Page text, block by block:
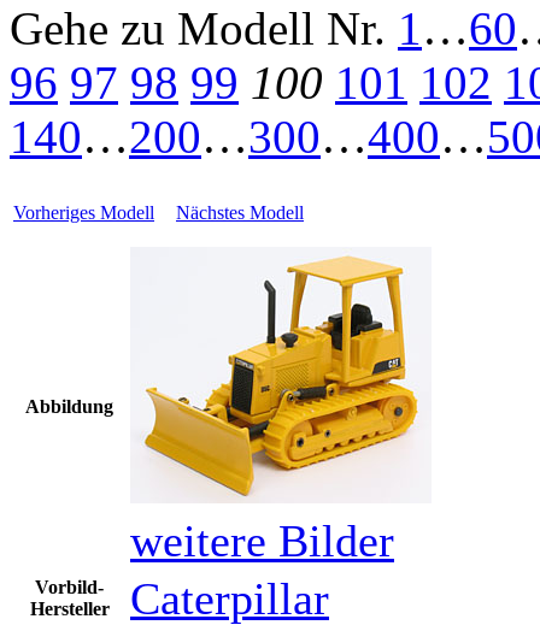
Gehe zu Modell Nr. 1…60
96 97 98 99 100 101 102
140…200…300…400…
Vorheriges Modell Nächstes Modell
Abbildung
weitere Bilder
Vorbild-
Hersteller
Caterpillar